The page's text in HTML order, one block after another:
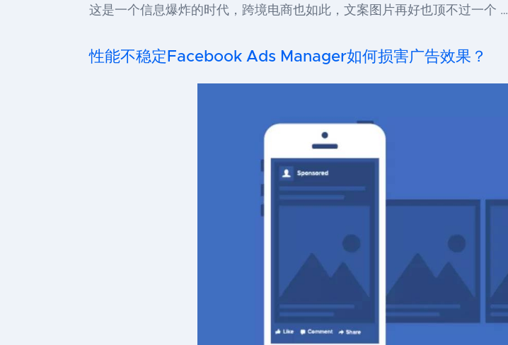
这是一个信息爆炸的时代，跨境电商也如此，文案图片再好也顶不过一个 …
性能不稳定Facebook Ads Manager如何损害广告效果？